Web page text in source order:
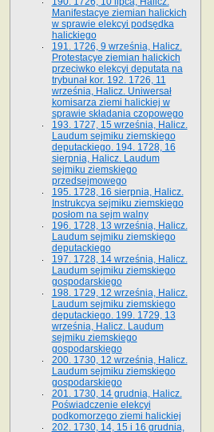
Manifestacye ziemian halickich
w sprawie elekcyi podsędka
halickiego
191. 1726, 9 września, Halicz.
Protestacye ziemian halickich
przeciwko elekcyi deputata na
trybunał kor. 192. 1726, 11
września, Halicz. Uniwersał
komisarza ziemi halickiej w
sprawie składania czopowego
193. 1727, 15 września, Halicz.
Laudum sejmiku ziemskiego
deputackiego. 194. 1728, 16
sierpnia, Halicz. Laudum
sejmiku ziemskiego
przedsejmowego
195. 1728, 16 sierpnia, Halicz.
Instrukcya sejmiku ziemskiego
posłom na sejm walny
196. 1728, 13 września, Halicz.
Laudum sejmiku ziemskiego
deputackiego
197. 1728, 14 września, Halicz.
Laudum sejmiku ziemskiego
gospodarskiego
198. 1729, 12 września, Halicz.
Laudum sejmiku ziemskiego
deputackiego. 199. 1729, 13
września, Halicz. Laudum
sejmiku ziemskiego
gospodarskiego
200. 1730, 12 września, Halicz.
Laudum sejmiku ziemskiego
gospodarskiego
201. 1730, 14 grudnia, Halicz.
Poświadczenie elekcyi
podkomorzego ziemi halickiej
202. 1730, 14, 15 i 16 grudnia,